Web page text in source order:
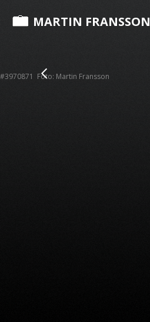
MARTIN FRANSSON
#3970871 Foto: Martin Fransson